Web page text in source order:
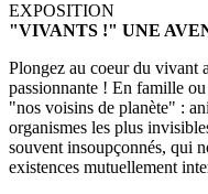
EXPOSITION
"VIVANTS !" UNE
Plongez au coeur du vivant
passionnante ! En famille
"nos voisins de planète" :
organismes les plus
souvent insoupçonnés, qui
existences mutuellement